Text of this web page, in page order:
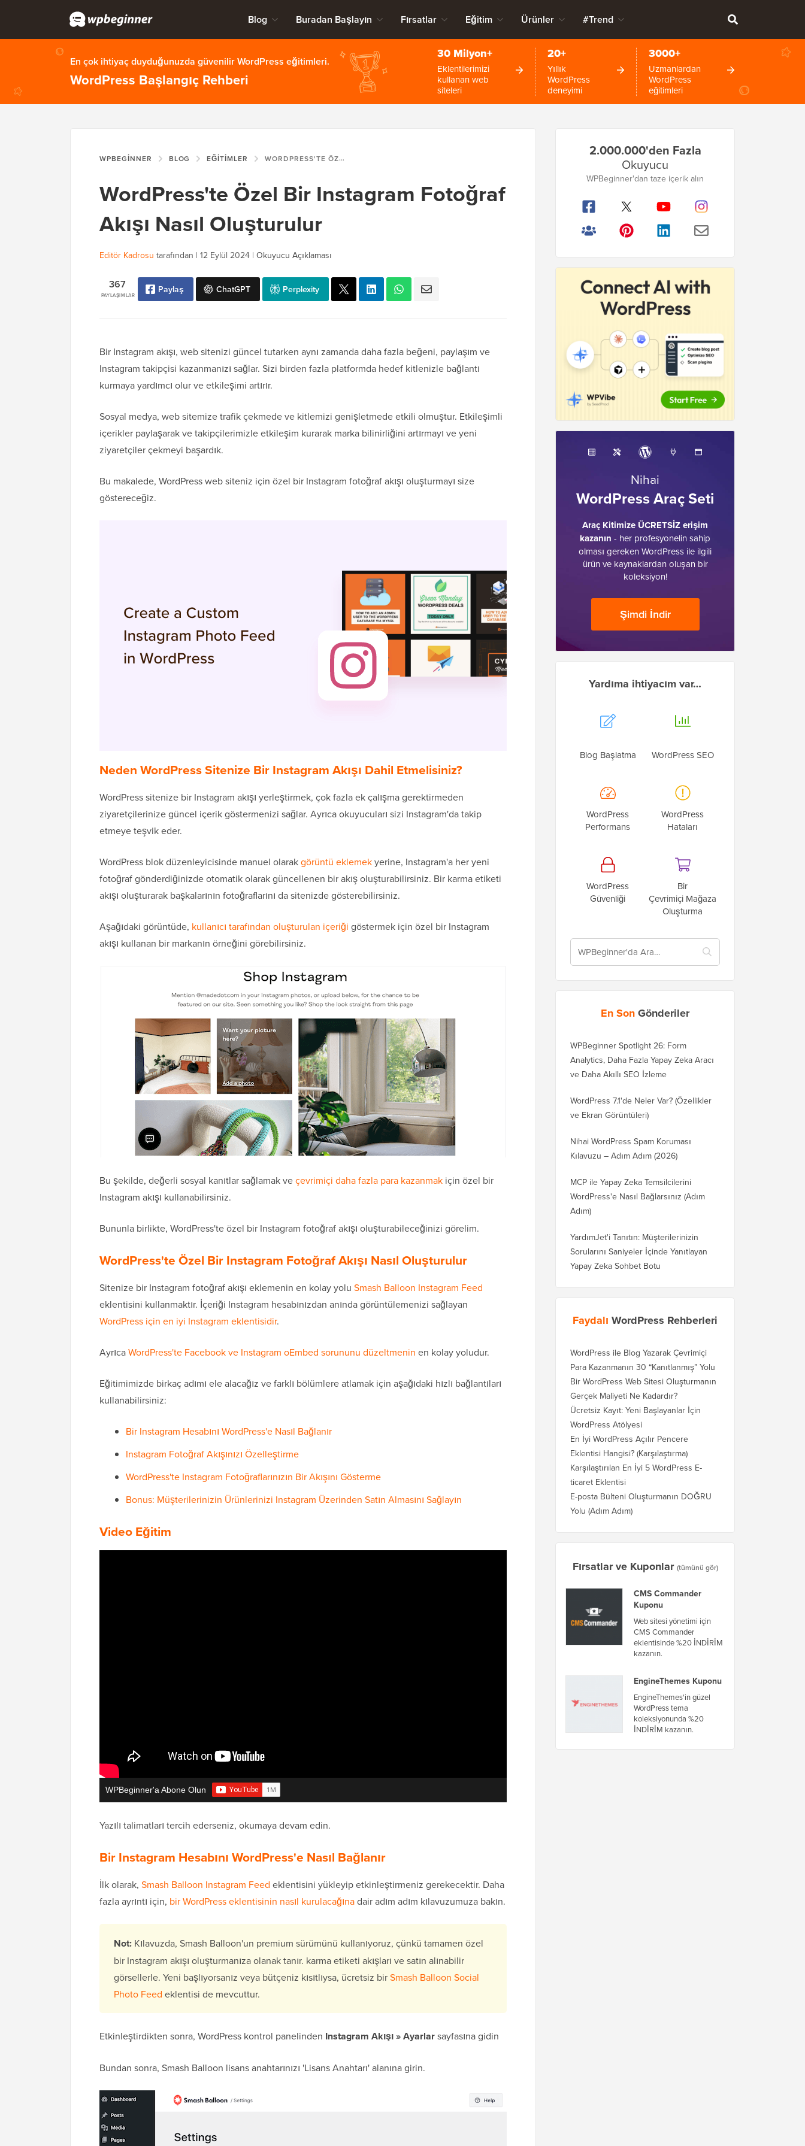
Blog Buradan Başlayın Fırsatlar Eğitim Ürünler #Trend
En çok ihtiyaç duyduğunuzda güvenilir WordPress eğitimleri.
WordPress Başlangıç Rehberi
30 Milyon+
Eklentilerimizi
kullanan web
siteleri
20+
Yıllık
WordPress
deneyimi
3000+
Uzmanlardan
WordPress
eğitimleri
WPBEGINNER BLOG EĞITIMLER WORDPRESS'TE ÖZEL BIR INSTAGRAM FOTOĞRAF AKIŞI NASIL OLUŞTURULUR
WordPress'te Özel Bir Instagram Fotoğraf
Akışı Nasıl Oluşturulur
Editör Kadrosu tarafından | 12 Eylül 2024 | Okuyucu Açıklaması
PAYLAŞIMLAR
367 Paylaş ChatGPT Perplexity
Bir Instagram akışı, web sitenizi güncel tutarken aynı zamanda daha fazla beğeni, paylaşım ve
Instagram takipçisi kazanmanızı sağlar. Sizi birden fazla platformda hedef kitlenizle bağlantı
kurmaya yardımcı olur ve etkileşimi artırır.
Sosyal medya, web sitemize trafik çekmede ve kitlemizi genişletmede etkili olmuştur. Etkileşimli
içerikler paylaşarak ve takipçilerimizle etkileşim kurarak marka bilinirliğini artırmayı ve yeni
ziyaretçiler çekmeyi başardık.
Bu makalede, WordPress web siteniz için özel bir Instagram fotoğraf akışı oluşturmayı size
göstereceğiz.
Neden WordPress Sitenize Bir Instagram Akışı Dahil Etmelisiniz?
WordPress sitenize bir Instagram akışı yerleştirmek, çok fazla ek çalışma gerektirmeden
ziyaretçilerinize güncel içerik göstermenizi sağlar. Ayrıca okuyucuları sizi Instagram'da takip
etmeye teşvik eder.
WordPress blok düzenleyicisinde manuel olarakgörüntü eklemekyerine, Instagram'a her yeni
fotoğraf gönderdiğinizde otomatik olarak güncellenen bir akış oluşturabilirsiniz. Bir karma etiketi
akışı oluşturarak başkalarının fotoğraflarını da sitenizde gösterebilirsiniz.
Aşağıdaki görüntüde, kullanıcı tarafından oluşturulan içeriği göstermek için özel bir Instagram
akışı kullanan bir markanın örneğini görebilirsiniz.
Bu şekilde, değerli sosyal kanıtlar sağlamak veçevrimiçi daha fazla para kazanmak için özel bir
Instagram akışı kullanabilirsiniz.
Bununla birlikte, WordPress'te özel bir Instagram fotoğraf akışı oluşturabileceğinizi görelim.
WordPress'te Özel Bir Instagram Fotoğraf Akışı Nasıl Oluşturulur
Sitenize bir Instagram fotoğraf akışı eklemenin en kolay yolu Smash Balloon Instagram Feed
eklentisini kullanmaktır. İçeriği Instagram hesabınızdan anında görüntülemenizi sağlayan
WordPress için en iyi Instagram eklentisidir.
AyrıcaWordPress'te Facebook ve Instagram oEmbed sorununu düzeltmenin en kolay yoludur.
Eğitimimizde birkaç adımı ele alacağız ve farklı bölümlere atlamak için aşağıdaki hızlı bağlantıları
kullanabilirsiniz:
Bir Instagram Hesabını WordPress'e Nasıl Bağlanır
Instagram Fotoğraf Akışınızı Özelleştirme
WordPress'te Instagram Fotoğraflarınızın Bir Akışını Gösterme
Bonus: Müşterilerinizin Ürünlerinizi Instagram Üzerinden Satın Almasını Sağlayın
Video Eğitim
WPBeginner'a Abone Olun
Yazılı talimatları tercih ederseniz, okumaya devam edin.
Bir Instagram Hesabını WordPress'e Nasıl Bağlanır
İlk olarak, Smash Balloon Instagram Feed eklentisini yükleyip etkinleştirmeniz gerekecektir. Daha
fazla ayrıntı için, bir WordPress eklentisinin nasıl kurulacağınadair adım adım kılavuzumuza bakın.
Not: Kılavuzda, Smash Balloon'un premium sürümünü kullanıyoruz, çünkü tamamen özel
bir Instagram akışı oluşturmanıza olanak tanır. karma etiketi akışları ve satın alınabilir
görsellerle. Yeni başlıyorsanız veya bütçeniz kısıtlıysa, ücretsiz birSmash Balloon Social
Photo Feed eklentisi de mevcuttur.
Etkinleştirdikten sonra, WordPress kontrol panelinden Instagram Akışı » Ayarlarsayfasına gidin
Bundan sonra, Smash Balloon lisans anahtarınızı 'Lisans Anahtarı' alanına girin.
Kenar
Çubuğu
2.000.000'den Fazla
Okuyucu
WPBeginner'dan taze içerik alın
Nihai
WordPress Araç Seti
Araç Kitimize ÜCRETSİZ erişim
kazanın - her profesyonelin sahip
olması gereken WordPress ile ilgili
ürün ve kaynaklardan oluşan bir
koleksiyon!
Şimdi İndir
Yardıma ihtiyacım var…
Blog Başlatma WordPress SEO
WordPress
Performans
WordPress
Hataları
WordPress
Güvenliği
Bir
Çevrimiçi Mağaza
Oluşturma
En SonGönderiler
WPBeginner Spotlight 26: Form
Analytics, Daha Fazla Yapay Zeka Aracı
ve Daha Akıllı SEO İzleme
WordPress 7.1'de Neler Var? (Özellikler
ve Ekran Görüntüleri)
Nihai WordPress Spam Koruması
Kılavuzu – Adım Adım (2026)
MCP ile Yapay Zeka Temsilcilerini
WordPress'e Nasıl Bağlarsınız (Adım
Adım)
YardımJet'i Tanıtın: Müşterilerinizin
Sorularını Saniyeler İçinde Yanıtlayan
Yapay Zeka Sohbet Botu
Faydalı WordPress Rehberleri
WordPress ile Blog Yazarak Çevrimiçi
Para Kazanmanın 30 “Kanıtlanmış” Yolu
Bir WordPress Web Sitesi Oluşturmanın
Gerçek Maliyeti Ne Kadardır?
Ücretsiz Kayıt: Yeni Başlayanlar İçin
WordPress Atölyesi
En İyi WordPress Açılır Pencere
Eklentisi Hangisi? (Karşılaştırma)
Karşılaştırılan En İyi 5 WordPress E-
ticaret Eklentisi
E-posta Bülteni Oluşturmanın DOĞRU
Yolu (Adım Adım)
Fırsatlar ve Kuponlar (tümünü gör)
CMS Commander
Kuponu
Web sitesi yönetimi için
CMS Commander
eklentisinde %20 İNDİRİM
kazanın.
EngineThemes Kuponu
EngineThemes'in güzel
WordPress tema
koleksiyonunda %20
İNDİRİM kazanın.